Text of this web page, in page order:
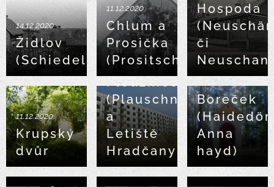
14.12.2020
Židlov
(Schiedel)
11.12.2020
Chlum a
Prosička
(Prositschka)
Hospoda
či
11.12.2020
Krupský
dvůr
09.12.2020
Ploužnice
(Plauschnitz)
a
Letiště
Hradčany
09.12.2020
Boreček
Anna
hayd)